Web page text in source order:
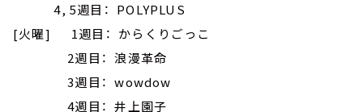
4, 5週目： POLYPLUS
[火曜] 1週目： からくりごっこ
2週目： 浪漫革命
3週目： wowdow
4週目： 井上園子